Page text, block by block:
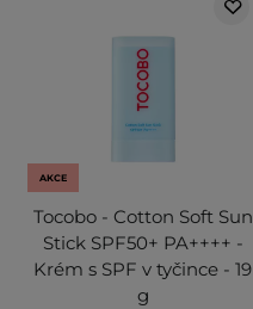
AKCE
Tocobo - Cotton Soft Sun
Stick SPF50+ PA++++ -
Krém s SPF v tyčince - 19
g